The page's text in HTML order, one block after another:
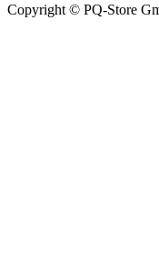
Copyright © PQ-Store